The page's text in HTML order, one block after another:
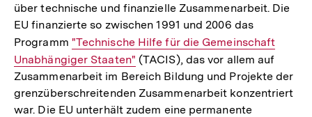
über technische und finanzielle Zusammenarbeit. Die
EU finanzierte so zwischen 1991 und 2006 das
Programm Interner
Link:
"Technische Hilfe für die Gemeinschaft
Unabhängiger Staaten" (TACIS), das vor allem auf
Zusammenarbeit im Bereich Bildung und Projekte der
grenzüberschreitenden Zusammenarbeit konzentriert
war. Die EU unterhält zudem eine permanente